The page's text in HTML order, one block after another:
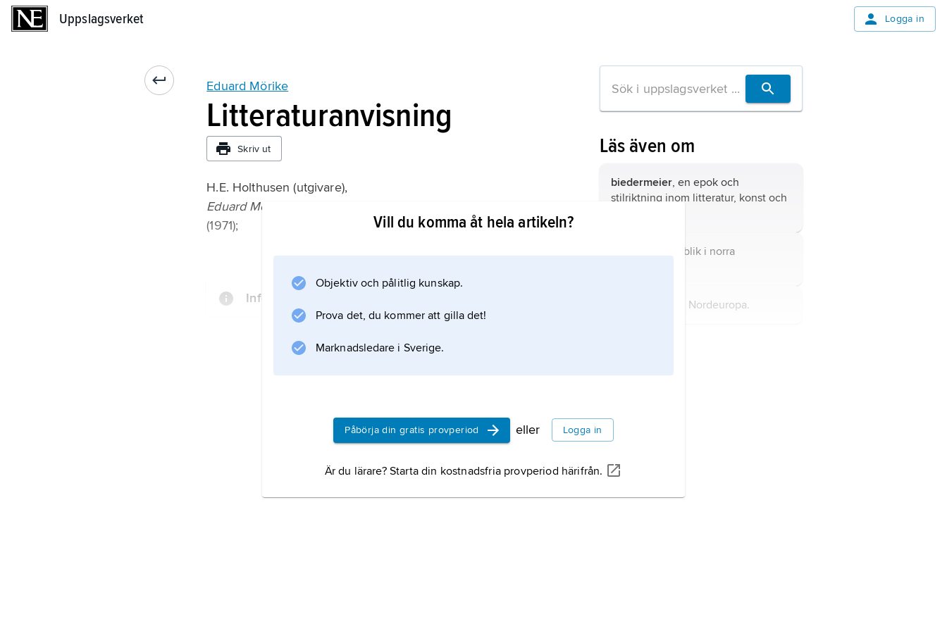
Uppslagsverket Logga in
Eduard Mörike
Litteraturanvisning
Skriv ut
H.E. Holthusen (utgivare),
Eduard Mörike in Selbstzeugnissen und Bilddokumenten
(1971);
Information om artikeln
Vill du komma åt hela artikeln?
Objektiv och pålitlig kunskap.
Prova det, du kommer att gilla det!
Marknadsledare i Sverige.
Påbörja din gratis provperiod eller Logga in
Är du lärare? Starta din kostnadsfria provperiod härifrån.
Läs även om
biedermeier, en epok och
stilriktning inom litteratur, konst och
republik i norra
stat i Nordeuropa.